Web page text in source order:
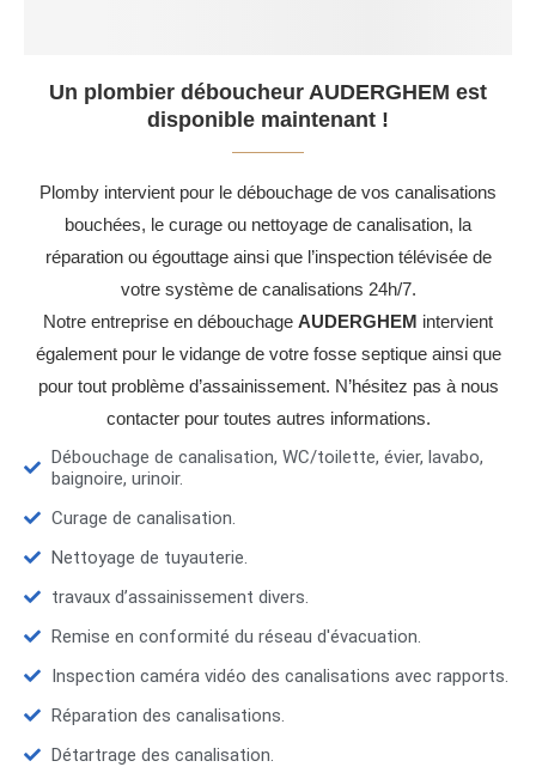
Un plombier déboucheur AUDERGHEM est
disponible maintenant !
Plomby intervient pour le débouchage de vos canalisations
bouchées, le curage ou nettoyage de canalisation, la
réparation ou égouttage ainsi que l’inspection télévisée de
votre système de canalisations 24h/7.
Notre entreprise en débouchage AUDERGHEM intervient
également pour le vidange de votre fosse septique ainsi que
pour tout problème d’assainissement. N’hésitez pas à nous
contacter pour toutes autres informations.
Débouchage de canalisation, WC/toilette, évier, lavabo,
baignoire, urinoir.
Curage de canalisation.
Nettoyage de tuyauterie.
travaux d’assainissement divers.
Remise en conformité du réseau d'évacuation.
Inspection caméra vidéo des canalisations avec rapports.
Réparation des canalisations.
Détartrage des canalisation.